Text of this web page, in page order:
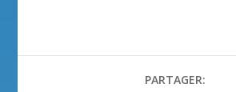
PARTAGER: